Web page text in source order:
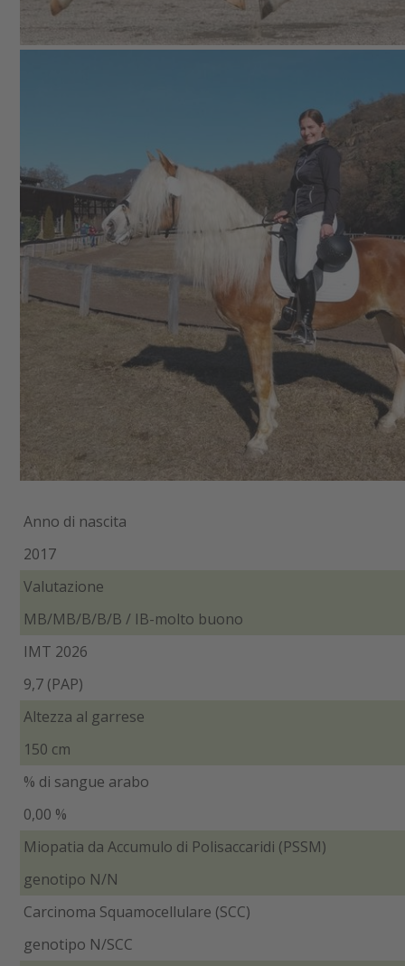
Anno di nascita
2017
Valutazione
MB/MB/B/B/B / IB-molto buono
IMT 2026
9,7 (PAP)
Altezza al garrese
150 cm
% di sangue arabo
0,00 %
Miopatia da Accumulo di Polisaccaridi (PSSM)
genotipo N/N
Carcinoma Squamocellulare (SCC)
genotipo N/SCC